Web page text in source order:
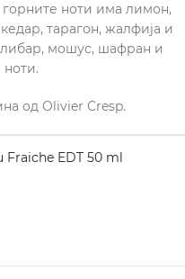
ноти има лимон,
тарагон, жалфија и
мошус, шафран и
од Olivier Cresp.
Fraiche EDT 50 ml